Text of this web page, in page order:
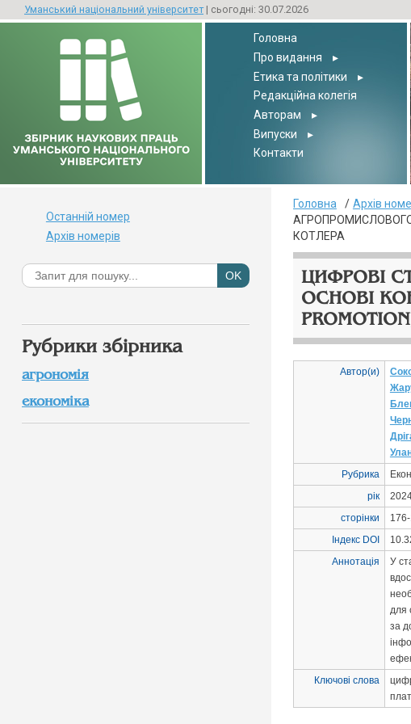
Уманський національний університет| сьогодні: 30.07.2026
Головна
Про видання
▸
Етика та політики
▸
Редакційна колегія
Авторам
▸
Випуски
▸
Контакти
Головна Архів
АГРОПРОМИСЛОВОГО
КОТЛЕРА
ЦИФРОВІ
ОСНОВІ
Автор(и)
Рубрика
рік
сторінки
Індекс DOI
Аннотація
У
для
за
Ключові слова
Останній номер
Архів номерів
Рубрики збірника
агрономія
економіка